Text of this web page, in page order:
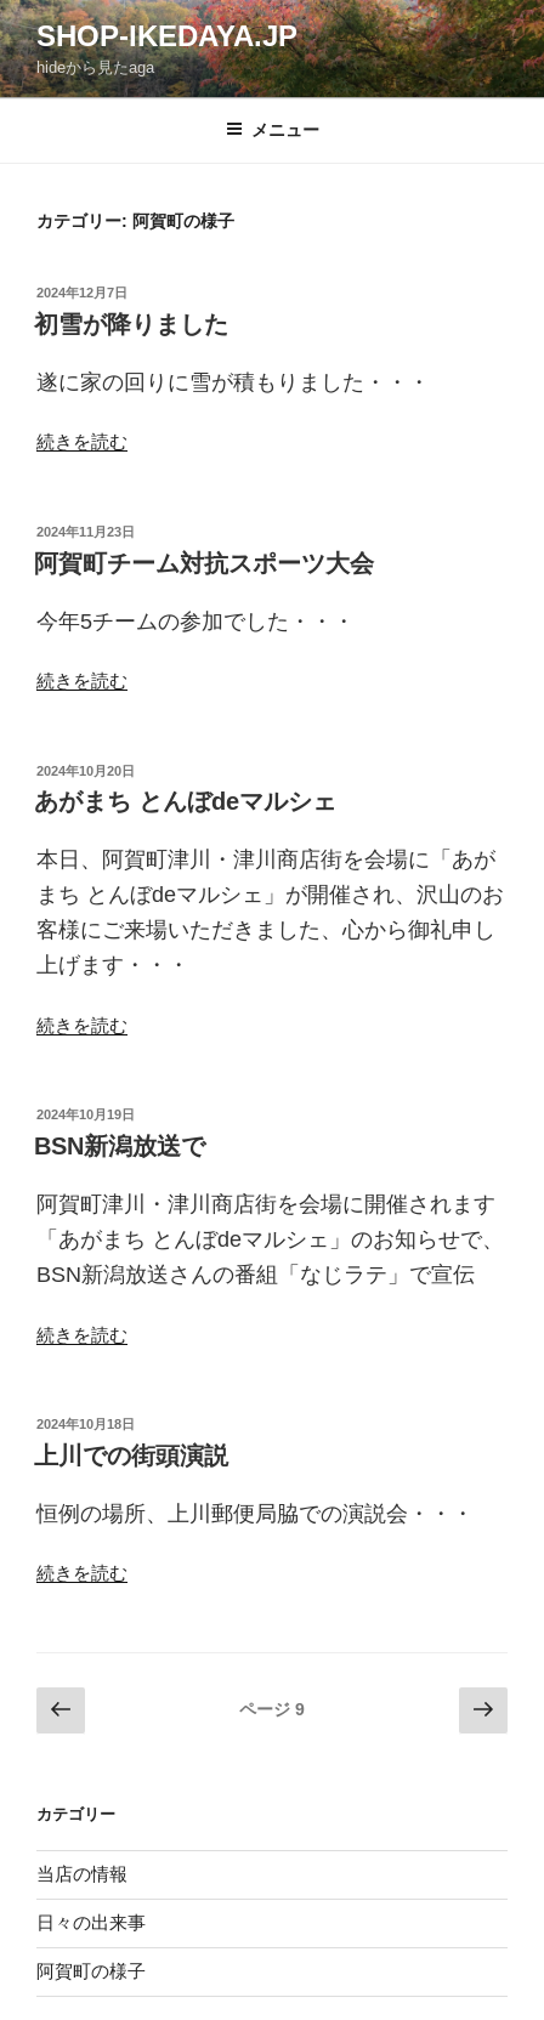
コ
ン
テ
ン
SHOP-IKEDAYA.JP
hideから見たaga
メニュー
カテゴリー: 阿賀町の様子
投
稿
日:
2024年12月7日
初雪が降りました
遂に家の回りに雪が積もりました・・・
“初
降
り
し
の
続きを読む
投
稿
日:
2024年11月23日
阿賀町チーム対抗スポーツ大会
今年5チームの参加でした・・・
“阿
チ
ー
対
抗
ポ
ー
大
続きを読む
投
稿
日:
2024年10月20日
あがまち とんぼdeマルシェ
本日、阿賀町津川・津川商店街を会場に「あが
まち とんぼdeマルシェ」が開催され、沢山のお
客様にご来場いただきました、心から御礼申し
上げます・・・
“あ
ち
と
ぼ
de
ル
ェ”
続きを読む
投
稿
日:
2024年10月19日
BSN新潟放送で
阿賀町津川・津川商店街を会場に開催されます
「あがまち とんぼdeマルシェ」のお知らせで、
BSN新潟放送さんの番組「なじラテ」で宣伝
“BSN
放
送
の
続きを読む
投
稿
日:
2024年10月18日
上川での街頭演説
恒例の場所、上川郵便局脇での演説会・・・
“上
街
頭
の
続きを読む
投
稿
ビ
ー
シ
ョ
ン
の
ジ
ページ 9
次
の
カテゴリー
当店の情報
日々の出来事
阿賀町の様子